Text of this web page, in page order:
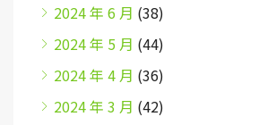
2024 年 6 月 (38)
2024 年 5 月 (44)
2024 年 4 月 (36)
2024 年 3 月 (42)